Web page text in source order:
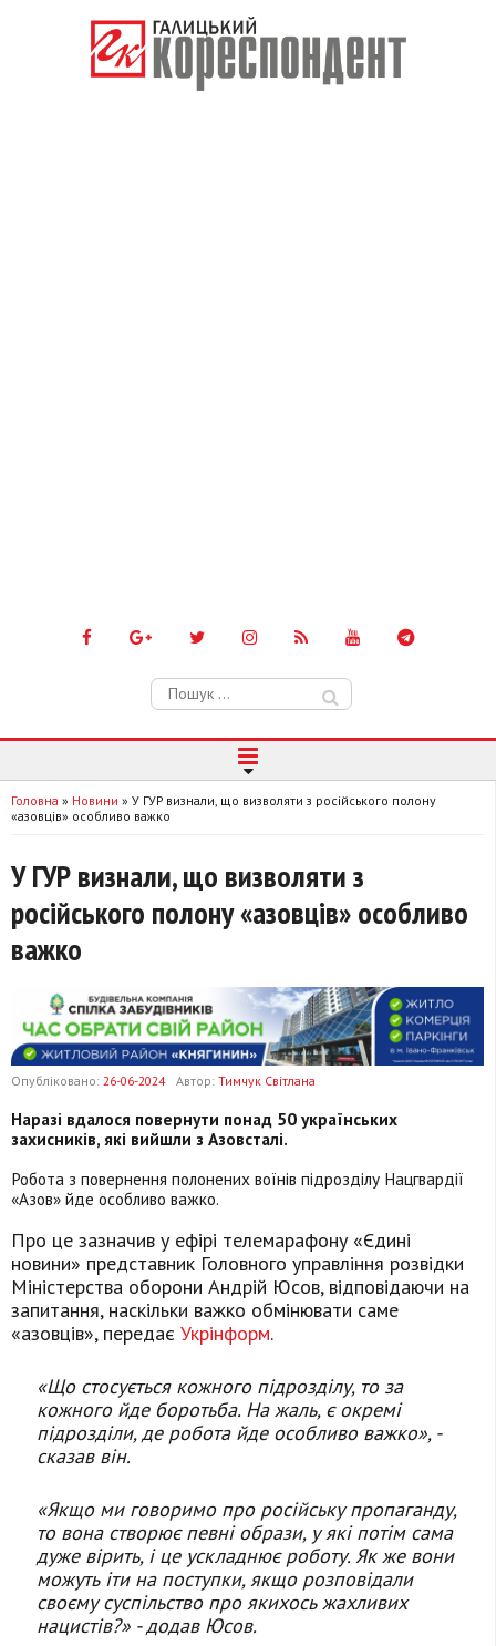
Пошук:
Головна » Новини » У ГУР визнали, що визволяти з російського полону
«азовців» особливо важко
У ГУР визнали, що визволяти з
російського полону «азовців» особливо
важко
Опубліковано: 26-06-2024 Автор: Тимчук Світлана
Наразі вдалося повернути понад 50 українських
захисників, які вийшли з Азовсталі.
Робота з повернення полонених воїнів підрозділу Нацгвардії
«Азов» йде особливо важко.
Про це зазначив у ефірі телемарафону «Єдині
новини» представник Головного управління розвідки
Міністерства оборони Андрій Юсов, відповідаючи на
запитання, наскільки важко обмінювати саме
«азовців», передає Укрінформ.
«Що стосується кожного підрозділу, то за
кожного йде боротьба. На жаль, є окремі
підрозділи, де робота йде особливо важко», -
сказав він.
«Якщо ми говоримо про російську пропаганду,
то вона створює певні образи, у які потім сама
дуже вірить, і це ускладнює роботу. Як же вони
можуть іти на поступки, якщо розповідали
своєму суспільство про якихось жахливих
нацистів?» - додав Юсов.